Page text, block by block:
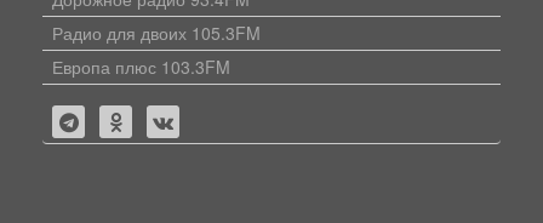
Радио для двоих 105.3FM
Европа плюс 103.3FM